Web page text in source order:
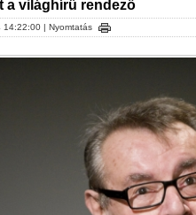
a világhírű rendező
14:22:00 | Nyomtatás